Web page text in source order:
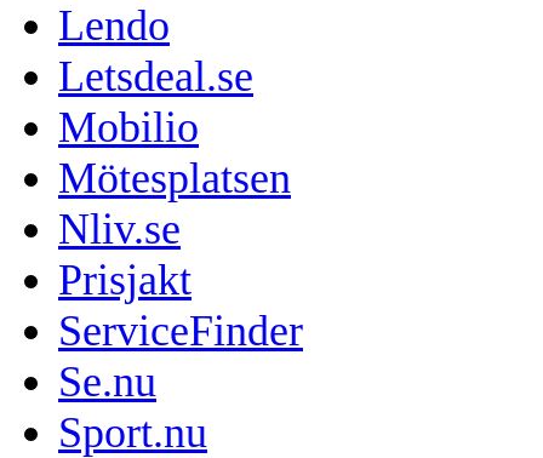
Lendo
Letsdeal.se
Mobilio
Mötesplatsen
Nliv.se
Prisjakt
ServiceFinder
Se.nu
Sport.nu